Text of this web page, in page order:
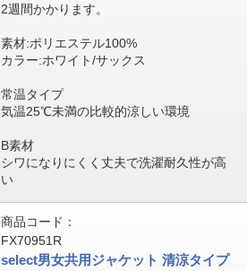
2週間かかります。
素材:ポリエステル100%
カラー:ホワイト/サックス
常温タイプ
気温25℃未満の比較的涼しい環境
B素材
シワになりにくく丈夫で洗濯耐久性が高
い
商品コード：
FX70951R
select男女共用ジャケット 清涼タイプ